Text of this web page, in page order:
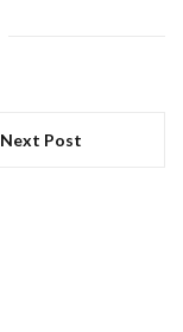
Next Post